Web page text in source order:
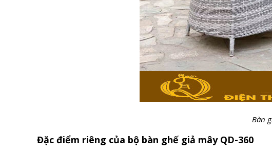
Bàn
Đặc điểm riêng của bộ bàn ghế giả mây QD-360